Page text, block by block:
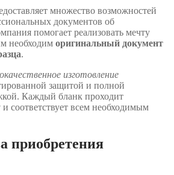
множество возможностей
документов об
помогает реализовать мечту
необходим оригинальный документ
.
изготовление
защитой и полной
Каждый бланк проходит
соответствует всем необходимым
приобретения